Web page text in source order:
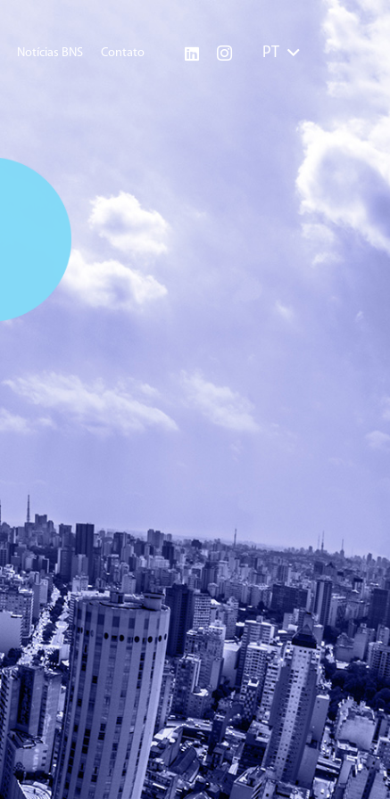
Notícias BNS Contato PT